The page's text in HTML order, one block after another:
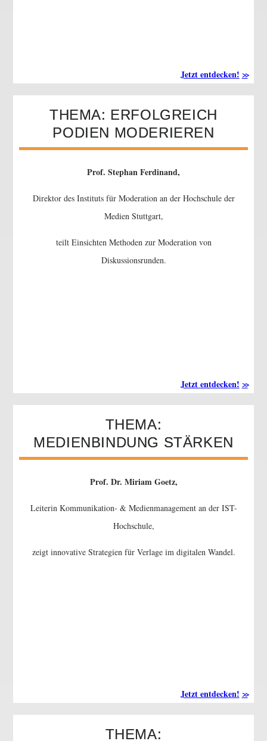
Jetzt entdecken!
THEMA: ERFOLGREICH
PODIEN MODERIEREN
Prof. Stephan Ferdinand,
Direktor des Instituts für Moderation an der Hochschule der
Medien Stuttgart,
teilt Einsichten Methoden zur Moderation von
Diskussionsrunden.
Jetzt entdecken!
THEMA:
MEDIENBINDUNG STÄRKEN
Prof. Dr. Miriam Goetz,
Leiterin Kommunikation- & Medienmanagement an der IST-
Hochschule,
zeigt innovative Strategien für Verlage im digitalen Wandel.
Jetzt entdecken!
THEMA: